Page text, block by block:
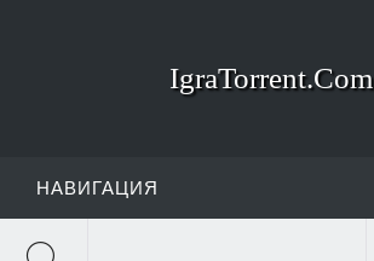
IgraTorrent.Com
НАВИГАЦИЯ